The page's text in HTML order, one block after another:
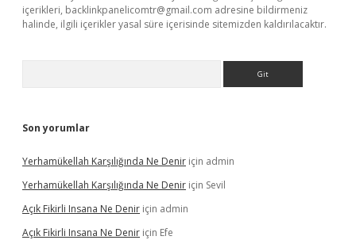
içerikleri, backlinkpanelicomtr@gmail.com adresine bildirmeniz
halinde, ilgili içerikler yasal süre içerisinde sitemizden kaldırılacaktır.
Son yorumlar
Yerhamükellah Karşılığında Ne Denir için admin
Yerhamükellah Karşılığında Ne Denir için Sevil
Açık Fikirli Insana Ne Denir için admin
Açık Fikirli Insana Ne Denir için Efe